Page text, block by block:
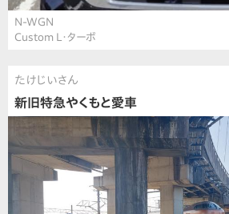
N-WGN
Custom L・ターボ
たけじいさん
新旧特急やくもと愛車